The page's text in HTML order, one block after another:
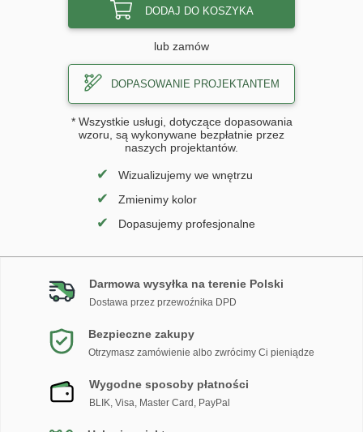
DODAJ DO KOSZYKA
lub zamów
DOPASOWANIE PROJEKTANTEM
* Wszystkie usługi, dotyczące dopasowania
wzoru, są wykonywane bezpłatnie przez
naszych projektantów.
✔ Wizualizujemy we wnętrzu
✔ Zmienimy kolor
✔ Dopasujemy profesjonalne
Darmowa wysyłka na terenie Polski
Dostawa przez przewoźnika DPD
Bezpieczne zakupy
Otrzymasz zamówienie albo zwrócimy Ci pieniądze
Wygodne sposoby płatności
BLIK, Visa, Master Card, PayPal